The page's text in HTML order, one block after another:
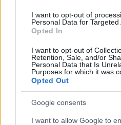
I want to opt-out of
Personal Data for Targeted
Opted In
I want to opt-out of
Retention, Sale, and/or
Personal Data that Is
Purposes for which it was
Opted Out
Google consents
I want to allow Google to